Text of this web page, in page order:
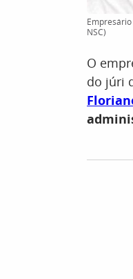
NSC)
O
do júri